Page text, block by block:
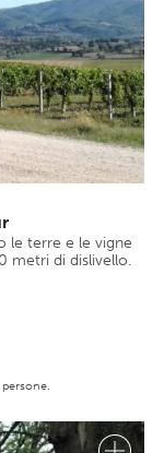
le terre e le vigne
metri di dislivello.